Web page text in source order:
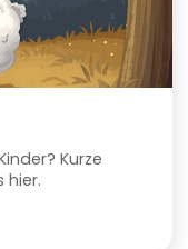
Kurze
hier.